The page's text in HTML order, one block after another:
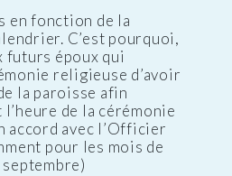
en fonction de la
C’est pourquoi,
futurs époux qui
religieuse d’avoir
la paroisse afin
de la cérémonie
accord avec l’Officier
pour les mois de